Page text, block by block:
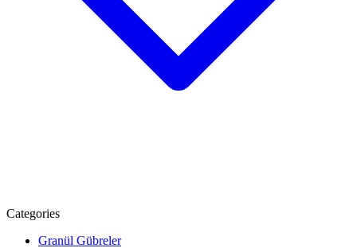
Categories
Granül Gübreler